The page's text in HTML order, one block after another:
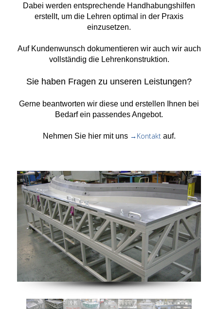
Dabei werden entsprechende Handhabungshilfen
erstellt, um die Lehren optimal in der Praxis
einzusetzen.
Auf Kundenwunsch dokumentieren wir auch wir auch
vollständig die Lehrenkonstruktion.
Sie haben Fragen zu unseren Leistungen?
Gerne beantworten wir diese und erstellen Ihnen bei
Bedarf ein passendes Angebot.
Nehmen Sie hier mit uns →Kontaktauf.